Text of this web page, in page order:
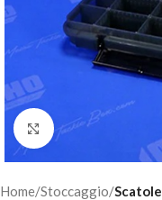
Click to enlarge
Home Stoccaggio Scatole